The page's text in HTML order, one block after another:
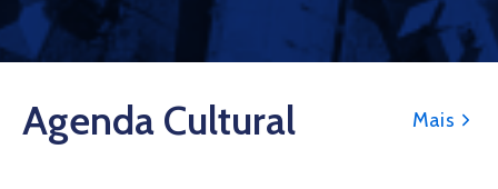
Agenda Cultural Mais